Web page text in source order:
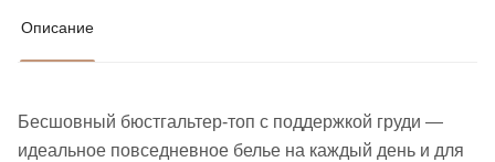
Описание
Бесшовный бюстгальтер-топ с поддержкой груди —
идеальное повседневное белье на каждый день и для